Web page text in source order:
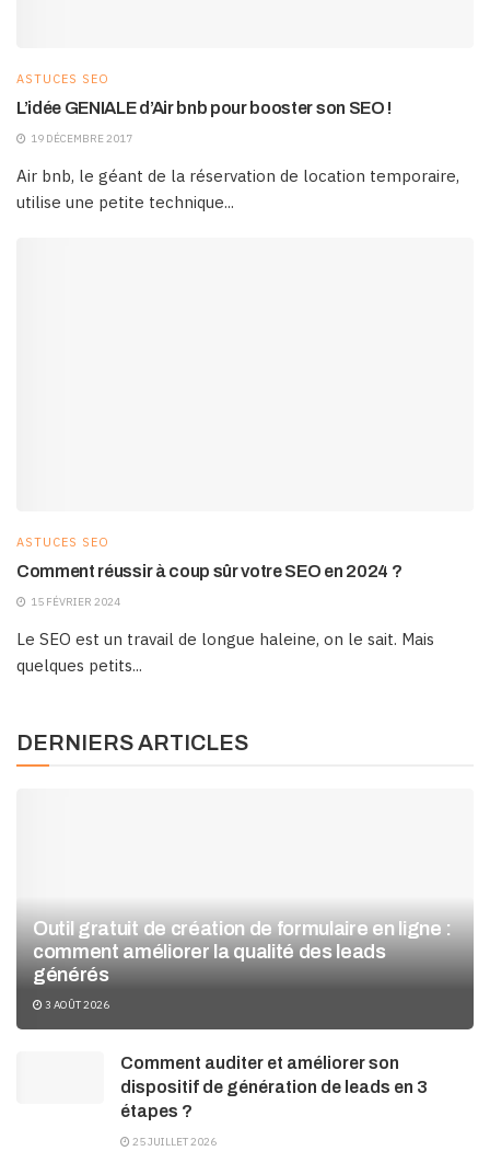
ASTUCES SEO
L’idée GENIALE d’Air bnb pour booster son SEO !
19 DÉCEMBRE 2017
Air bnb, le géant de la réservation de location temporaire,
utilise une petite technique...
ASTUCES SEO
Comment réussir à coup sûr votre SEO en 2024 ?
15 FÉVRIER 2024
Le SEO est un travail de longue haleine, on le sait. Mais
quelques petits...
DERNIERS ARTICLES
Outil gratuit de création de formulaire en ligne :
comment améliorer la qualité des leads
générés
3 AOÛT 2026
Comment auditer et améliorer son
dispositif de génération de leads en 3
étapes ?
25 JUILLET 2026